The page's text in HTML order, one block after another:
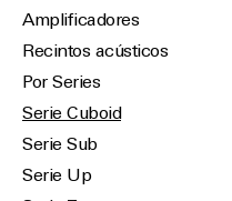
Amplificadores
Recintos acústicos
Por Series
Serie Cuboid
Serie Sub
Serie Up